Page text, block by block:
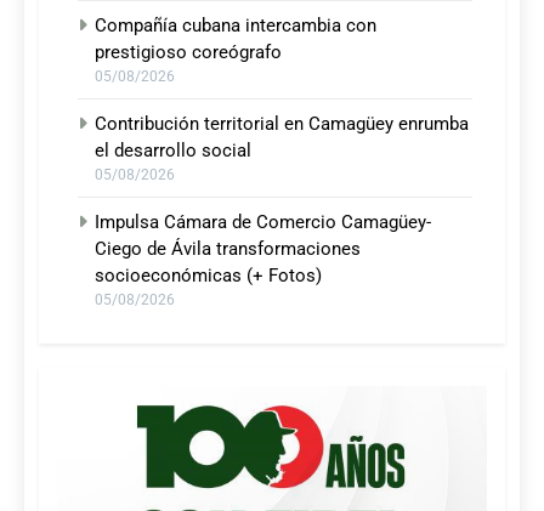
Compañía cubana intercambia con
prestigioso coreógrafo
05/08/2026
Contribución territorial en Camagüey enrumba
el desarrollo social
05/08/2026
Impulsa Cámara de Comercio Camagüey-
Ciego de Ávila transformaciones
socioeconómicas (+ Fotos)
05/08/2026